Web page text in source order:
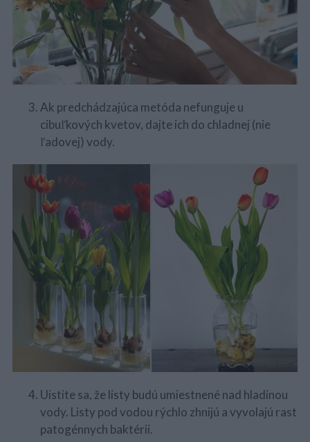
Ak predchádzajúca metóda nefunguje u
cibuľkových kvetov, dajte ich do chladnej (nie
ľadovej) vody.
Uistite sa, že listy budú umiestnené nad hladinou
vody. Listy pod vodou rýchlo zhnijú a vyvolajú rast
patogénnych baktérii.